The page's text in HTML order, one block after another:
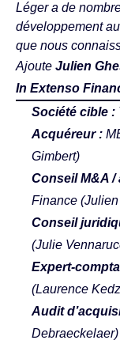
Léger a de
développement
que nous
Ajoute Julien
In Extenso
Société cible :
Acquéreur :
Gimbert)
Conseil M&A /
Finance (
Conseil
(Julie
Expert-
(Laurence
Audit
Debraeckelaer)